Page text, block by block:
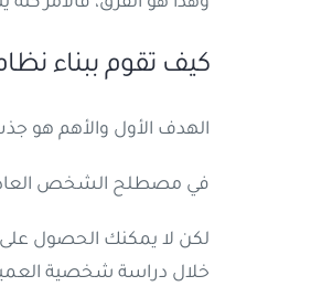
كيف تقوم ببناء
الهدف الأول والأهم هو
في مصطلح الشخص العادي
لكن لا يمكنك الحصول
خلال دراسة شخصية